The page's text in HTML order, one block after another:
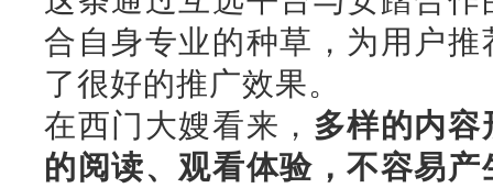
合自身专业的种草，为用户
了很好的推广效果。
在西门大嫂看来， 多样的内
的阅读、观看体验，不容易